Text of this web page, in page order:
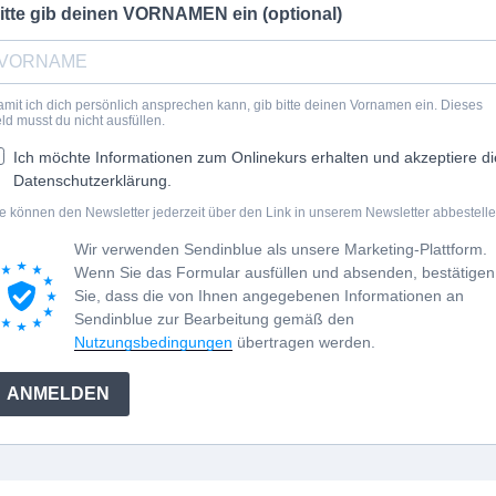
gib deinen VORNAMEN ein (optional)
ich dich persönlich ansprechen kann, gib bitte deinen Vornamen ein. Dieses
musst du nicht ausfüllen.
Ich möchte Informationen zum Onlinekurs erhalten und akzeptiere
Datenschutzerklärung.
können den Newsletter jederzeit über den Link in unserem Newsletter
Wir verwenden Sendinblue als unsere Marketing-Plattform.
Wenn Sie das Formular ausfüllen und absenden, bestätigen
Sie, dass die von Ihnen angegebenen Informationen an
Sendinblue zur Bearbeitung gemäß den
Nutzungsbedingungen übertragen werden.
ANMELDEN